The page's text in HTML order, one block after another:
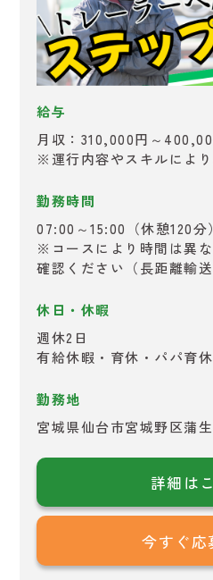
給与
月収：310,000円～
※運行内容やスキルにより
勤務時間
07:00～15:00（休憩120分）
※コースにより時間は異
確認ください（長距離輸送
休日・休暇
週休2日
有給休暇・育休・パパ育休
勤務地
宮城県仙台市宮城野区蒲
詳細は
今すぐ応